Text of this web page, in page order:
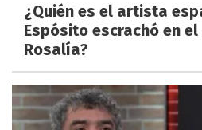
¿Quién es el artista
Espósito escrachó en
Rosalía?